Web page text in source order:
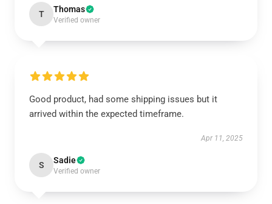
T Thomas
Verified owner
Good product, had some shipping issues but it
arrived within the expected timeframe.
Apr 11, 2025
S Sadie
Verified owner